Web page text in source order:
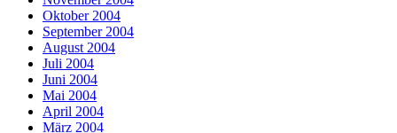
Oktober 2004
September 2004
August 2004
Juli 2004
Juni 2004
Mai 2004
April 2004
März 2004